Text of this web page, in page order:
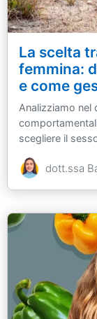
La scelta
femmina:
e come
Analizziamo nel
scegliere il
dott.ssa